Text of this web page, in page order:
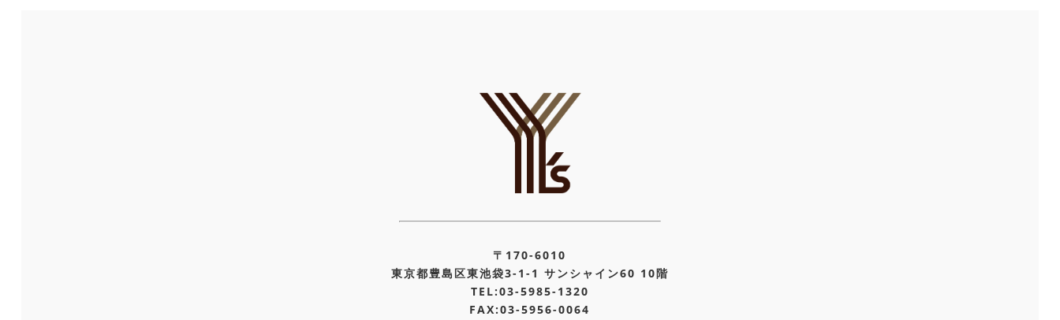
〒170-6010
東京都豊島区東池袋3-1-1 サンシャイン60 10階
TEL:03-5985-1320
FAX:03-5956-0064